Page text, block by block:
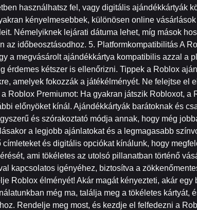
használhatsz fel, vagy digitális ajándékkártyák
kényelmesebbek, különösen online vásárlások
Némelyiknek lejárati dátuma lehet, míg mások
időbeosztásodhoz. 5. Platformkompatibilitás A
a megvásárolt ajándékkártya kompatibilis azzal a
érdemes kétszer is ellenőrizni. Tippek a Roblox
amelyek fokozzák a játékélményét. Ne felejtse el
Roblox Premiumot: Ha gyakran játszik Robloxot, a
előnyöket kínál. Ajándékkártyák barátoknak és
és szórakoztató módja annak, hogy még
a legjobb ajánlatokat és a legmagasabb
és digitális opciókat kínálunk, hogy
ami tökéletes az utolsó pillanatban történő
kapcsolatos igényéhez, biztosítva a
Roblox élményét! Akár magát kényezteti, akár egy
még ma, találja meg a tökéletes kártyát,
Rendelje meg most, és kezdje el felfedezni a